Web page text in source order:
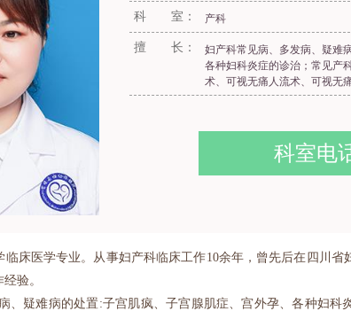
科 室： 产科
擅 长：
妇产科常见病、多发病、疑难
各种妇科炎症的诊治；常见产
术、可视无痛人流术、可视无
科室电
临床医学专业。从事妇产科临床工作10余年，曾先后在四川
验。
、疑难病的处置:子宫肌疯、子宫腺肌症、宫外孕、各种妇科